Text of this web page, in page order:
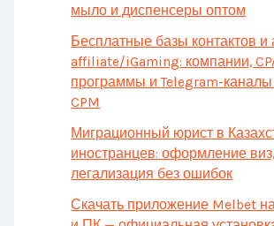
мыло и диспенсеры оптом
Бесплатные базы контактов и
affiliate/iGaming: компании,
программы и Telegram-
CPM
Миграционный юрист в
иностранцев: оформление
легализация без ошибок
Скачать приложение Melbet